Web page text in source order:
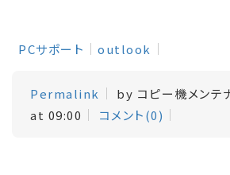
PCサポート outlook
Permalink
by コピー機メンテ
at 09:00
コメント(0)